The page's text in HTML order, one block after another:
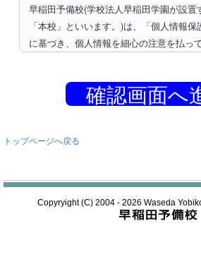
早稲田予備校(学校法人早稲田学園が設置
「本校」といいます。)は、「個人情報
に基づき、個人情報を細心の注意を払っ
2．情報の収集
いただいております。
各種案内書ご請求時
試験自己採点集計等の各種申込時
確認画面へ
トップページへ戻る
Copyryight (C) 2004 - 2026 Waseda